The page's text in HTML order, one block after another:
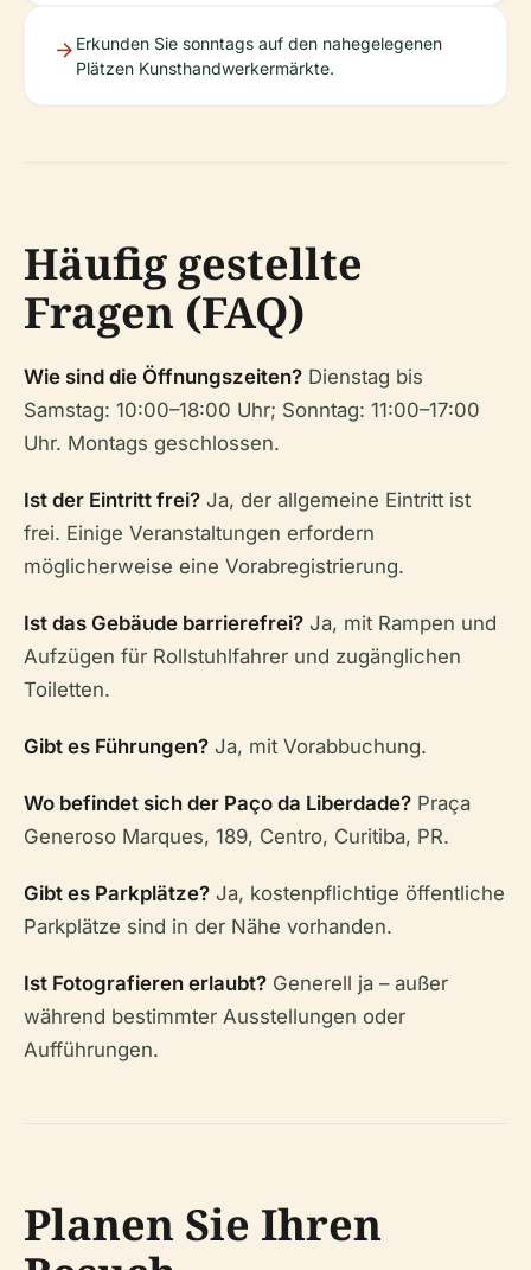
Erkunden Sie sonntags auf den nahegelegenen
Plätzen Kunsthandwerkermärkte.
Häufig gestellte
Fragen (FAQ)
Wie sind die Öffnungszeiten? Dienstag bis
Samstag: 10:00–18:00 Uhr; Sonntag: 11:00–17:00
Uhr. Montags geschlossen.
Ist der Eintritt frei? Ja, der allgemeine Eintritt ist
frei. Einige Veranstaltungen erfordern
möglicherweise eine Vorabregistrierung.
Ist das Gebäude barrierefrei? Ja, mit Rampen und
Aufzügen für Rollstuhlfahrer und zugänglichen
Toiletten.
Gibt es Führungen? Ja, mit Vorabbuchung.
Wo befindet sich der Paço da Liberdade? Praça
Generoso Marques, 189, Centro, Curitiba, PR.
Gibt es Parkplätze? Ja, kostenpflichtige öffentliche
Parkplätze sind in der Nähe vorhanden.
Ist Fotografieren erlaubt? Generell ja – außer
während bestimmter Ausstellungen oder
Aufführungen.
Planen Sie Ihren